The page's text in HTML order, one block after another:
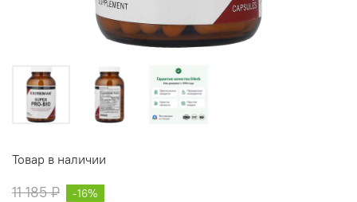
Товар в наличии
11 185 ₽ -16%